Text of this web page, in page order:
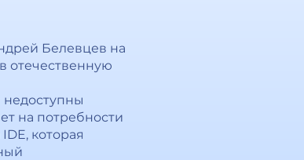
Белевцев на
отечественную
недоступны
на потребности
которая